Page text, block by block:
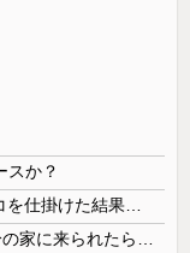
スか？